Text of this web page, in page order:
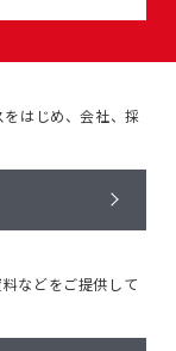
をはじめ、会社、採
などをご提供して